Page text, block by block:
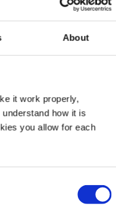
About
it work properly,
how it is
you allow for each
zowel online als
om voor zichzelf op
de zorg
in de